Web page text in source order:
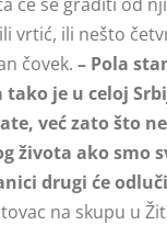
vrtić, ili nešto
čovek. – Pola
je u celoj
već zato što
života ako smo
drugi će
na skupu u